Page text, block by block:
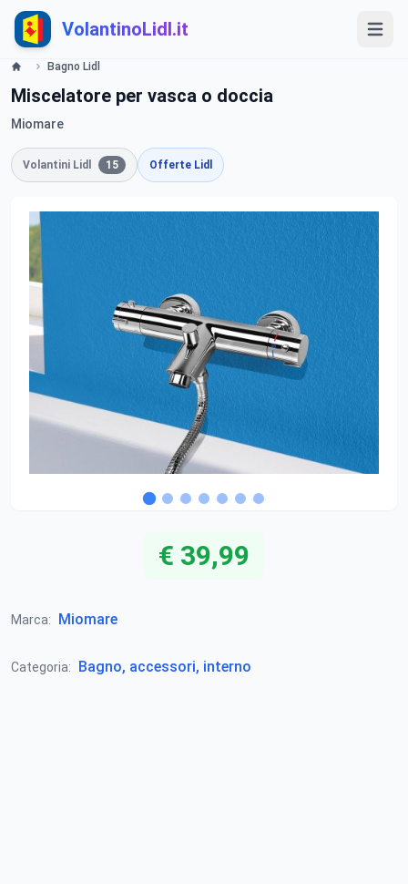
VolantinoLidl.it
Bagno Lidl
Miscelatore per vasca o doccia
Miomare
Volantini Lidl 15 Offerte Lidl
€ 39,99
Marca: Miomare
Categoria: Bagno, accessori, interno